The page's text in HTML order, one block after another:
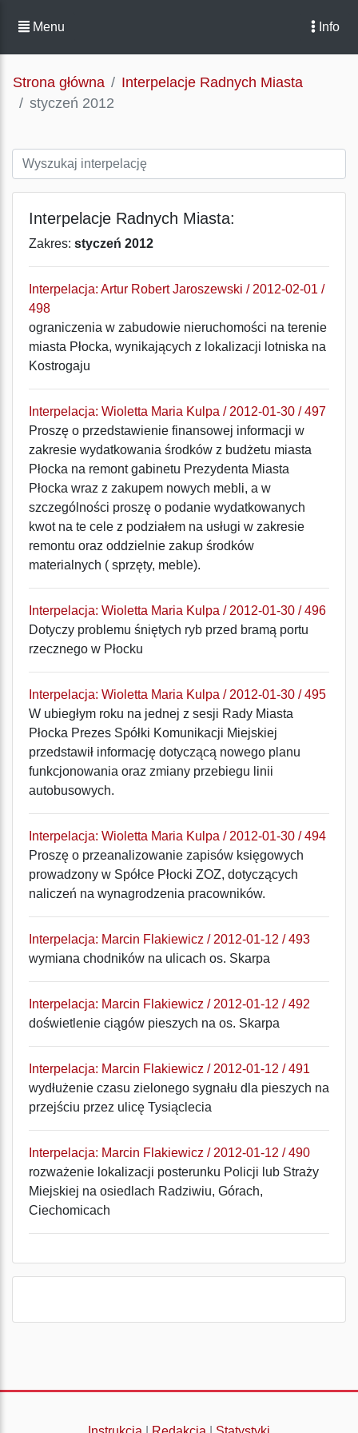
Menu Info
Strona główna
Interpelacje Radnych Miasta
styczeń 2012
Interpelacje Radnych Miasta:
Zakres: styczeń 2012
Interpelacja: Artur Robert Jaroszewski / 2012-02-01 /
498
ograniczenia w zabudowie nieruchomości na terenie
miasta Płocka, wynikających z lokalizacji lotniska na
Kostrogaju
Interpelacja: Wioletta Maria Kulpa / 2012-01-30 / 497
Proszę o przedstawienie finansowej informacji w
zakresie wydatkowania środków z budżetu miasta
Płocka na remont gabinetu Prezydenta Miasta
Płocka wraz z zakupem nowych mebli, a w
szczególności proszę o podanie wydatkowanych
kwot na te cele z podziałem na usługi w zakresie
remontu oraz oddzielnie zakup środków
materialnych ( sprzęty, meble).
Interpelacja: Wioletta Maria Kulpa / 2012-01-30 / 496
Dotyczy problemu śniętych ryb przed bramą portu
rzecznego w Płocku
Interpelacja: Wioletta Maria Kulpa / 2012-01-30 / 495
W ubiegłym roku na jednej z sesji Rady Miasta
Płocka Prezes Spółki Komunikacji Miejskiej
przedstawił informację dotyczącą nowego planu
funkcjonowania oraz zmiany przebiegu linii
autobusowych.
Interpelacja: Wioletta Maria Kulpa / 2012-01-30 / 494
Proszę o przeanalizowanie zapisów księgowych
prowadzony w Spółce Płocki ZOZ, dotyczących
naliczeń na wynagrodzenia pracowników.
Interpelacja: Marcin Flakiewicz / 2012-01-12 / 493
wymiana chodników na ulicach os. Skarpa
Interpelacja: Marcin Flakiewicz / 2012-01-12 / 492
doświetlenie ciągów pieszych na os. Skarpa
Interpelacja: Marcin Flakiewicz / 2012-01-12 / 491
wydłużenie czasu zielonego sygnału dla pieszych na
przejściu przez ulicę Tysiąclecia
Interpelacja: Marcin Flakiewicz / 2012-01-12 / 490
rozważenie lokalizacji posterunku Policji lub Straży
Miejskiej na osiedlach Radziwiu, Górach,
Ciechomicach